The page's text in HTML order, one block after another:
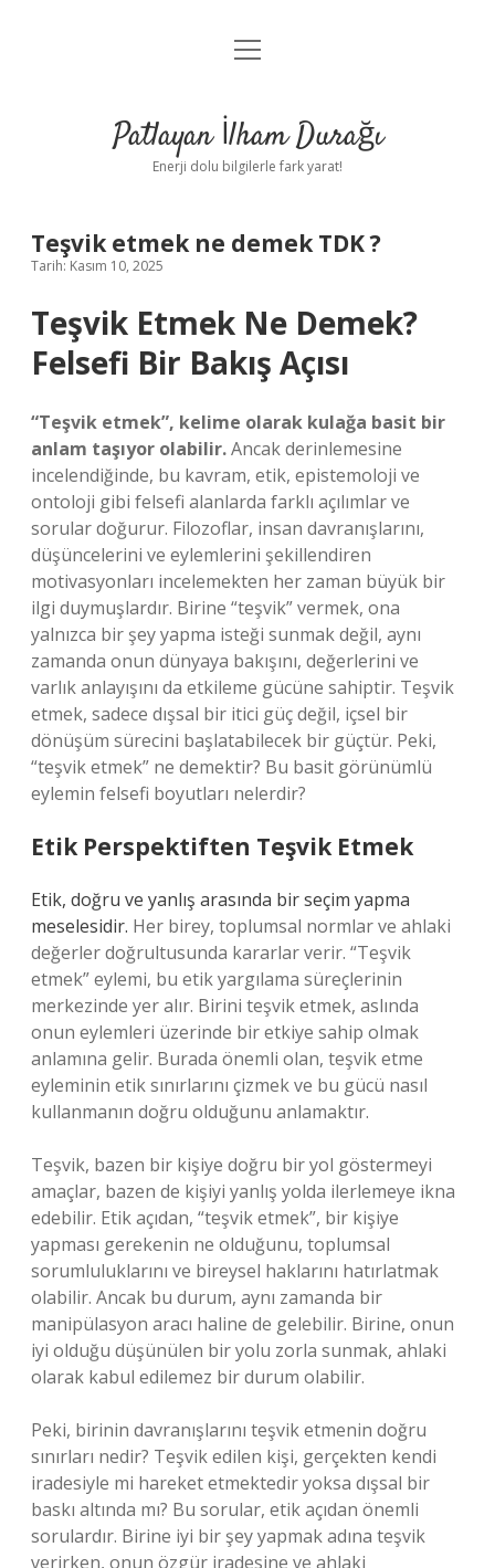
Anasayfa
Yasal Uyarı
menüyü
Patlayan İlham Durağı
Enerji dolu bilgilerle fark yarat!
Teşvik etmek ne demek TDK ?
Tarih: Kasım 10, 2025
Teşvik Etmek Ne Demek?
Felsefi Bir Bakış Açısı
“Teşvik etmek”, kelime olarak kulağa basit bir
anlam taşıyor olabilir.Ancak derinlemesine
incelendiğinde, bu kavram, etik, epistemoloji ve
ontoloji gibi felsefi alanlarda farklı açılımlar ve
sorular doğurur. Filozoflar, insan davranışlarını,
düşüncelerini ve eylemlerini şekillendiren
motivasyonları incelemekten her zaman büyük bir
ilgi duymuşlardır. Birine “teşvik” vermek, ona
yalnızca bir şey yapma isteği sunmak değil, aynı
zamanda onun dünyaya bakışını, değerlerini ve
varlık anlayışını da etkileme gücüne sahiptir. Teşvik
etmek, sadece dışsal bir itici güç değil, içsel bir
dönüşüm sürecini başlatabilecek bir güçtür. Peki,
“teşvik etmek” ne demektir? Bu basit görünümlü
eylemin felsefi boyutları nelerdir?
Etik Perspektiften Teşvik Etmek
Etik, doğru ve yanlış arasında bir seçim yapma
meselesidir. Her birey, toplumsal normlar ve ahlaki
değerler doğrultusunda kararlar verir. “Teşvik
etmek” eylemi, bu etik yargılama süreçlerinin
merkezinde yer alır. Birini teşvik etmek, aslında
onun eylemleri üzerinde bir etkiye sahip olmak
anlamına gelir. Burada önemli olan, teşvik etme
eyleminin etik sınırlarını çizmek ve bu gücü nasıl
kullanmanın doğru olduğunu anlamaktır.
Teşvik, bazen bir kişiye doğru bir yol göstermeyi
amaçlar, bazen de kişiyi yanlış yolda ilerlemeye ikna
edebilir. Etik açıdan, “teşvik etmek”, bir kişiye
yapması gerekenin ne olduğunu, toplumsal
sorumluluklarını ve bireysel haklarını hatırlatmak
olabilir. Ancak bu durum, aynı zamanda bir
manipülasyon aracı haline de gelebilir. Birine, onun
iyi olduğu düşünülen bir yolu zorla sunmak, ahlaki
olarak kabul edilemez bir durum olabilir.
Peki, birinin davranışlarını teşvik etmenin doğru
sınırları nedir? Teşvik edilen kişi, gerçekten kendi
iradesiyle mi hareket etmektedir yoksa dışsal bir
baskı altında mı? Bu sorular, etik açıdan önemli
sorulardır. Birine iyi bir şey yapmak adına teşvik
verirken, onun özgür iradesine ve ahlaki